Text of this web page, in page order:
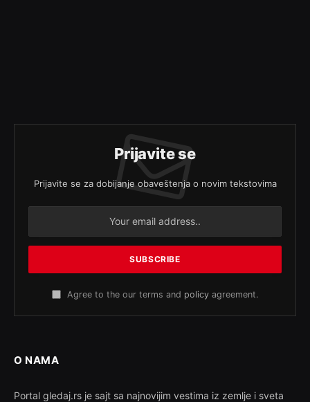
Prijavite se
Prijavite se za dobijanje obaveštenja o novim tekstovima
Agree to the our terms and policy agreement.
O NAMA
Portal gledaj.rs je sajt sa najnovijim vestima iz zemlje i sveta